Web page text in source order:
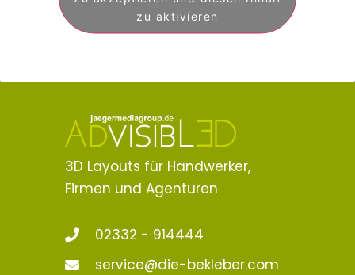
zu aktivieren
3D Layouts für Handwerker,
Firmen und Agenturen
02332 - 914444
service@die-bekleber.com